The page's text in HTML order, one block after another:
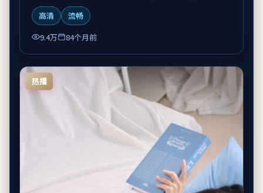
高清
流畅
9.4万
84个月前
热播